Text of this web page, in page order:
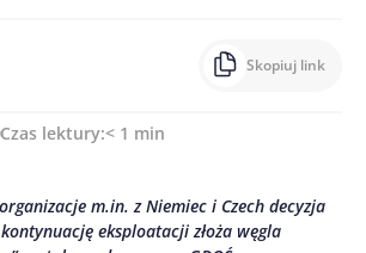
Skopiuj link
Czas lektury:< 1 min
m.in. z Niemiec i Czech decyzja
eksploatacji złoża węgla